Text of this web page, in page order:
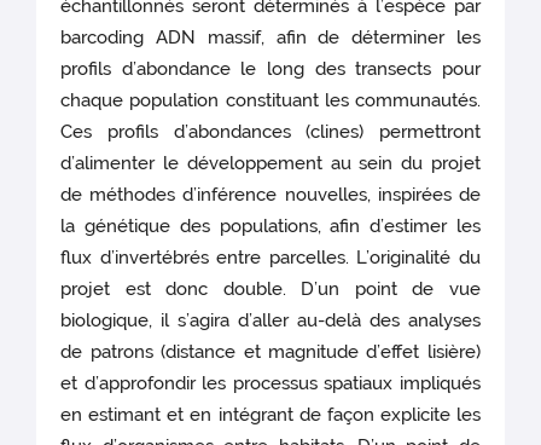
échantillonnés seront déterminés à l’espèce par
barcoding ADN massif, afin de déterminer les
profils d’abondance le long des transects pour
chaque population constituant les communautés.
Ces profils d’abondances (clines) permettront
d’alimenter le développement au sein du projet
de méthodes d’inférence nouvelles, inspirées de
la génétique des populations, afin d’estimer les
flux d’invertébrés entre parcelles. L’originalité du
projet est donc double. D’un point de vue
biologique, il s’agira d’aller au-delà des analyses
de patrons (distance et magnitude d’effet lisière)
et d’approfondir les processus spatiaux impliqués
en estimant et en intégrant de façon explicite les